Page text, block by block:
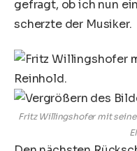
gefragt, ob ich nun
scherzte der Musiker.
Fritz Willingshofer mit